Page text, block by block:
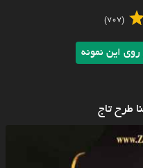
(707)
این نمونه
طرح تاج